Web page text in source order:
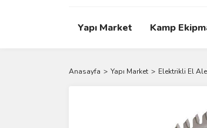
Yapı Market Kamp
Anasayfa Yapı Market Elektrikli El